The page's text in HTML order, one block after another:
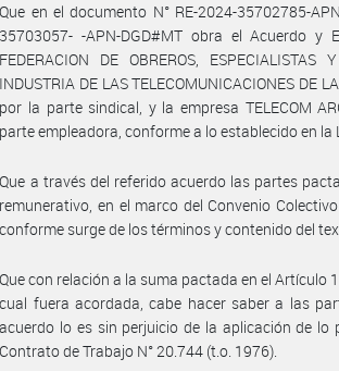
Que en el documento N° RE-2024-35702785-
35703057- -APN-DGD#MT obra el Acuerdo y
FEDERACION DE OBREROS,
INDUSTRIA DE LAS TELECOMUNICACIONES DE
por la parte sindical, y la empresa TELECOM
parte empleadora, conforme a lo establecido en la
Que a través del referido acuerdo las partes
remunerativo, en el marco del Convenio
conforme surge de los términos y contenido del
Que con relación a la suma pactada en el Artículo
cual fuera acordada, cabe hacer saber a las
acuerdo lo es sin perjuicio de la aplicación de
Contrato de Trabajo N° 20.744 (t.o. 1976).